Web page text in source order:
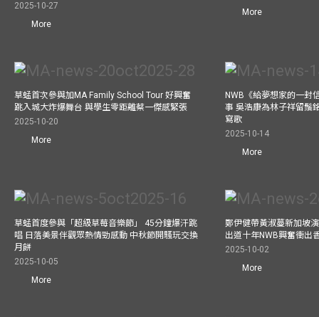
2025-10-27
More
More
草蜢首次參與加MA Family School Tour 好興奮
跳入城大炸爆舞台 與學生零距離蔡一傑感緊張
2025-10-20
More
NWB《給夢想家的一封
事 吳浩康為林子祥留鬚
寫歌
2025-10-14
More
草蜢首度參與「超級草莓音樂節」 45分鐘爆汗跳
唱 日落美景伴觀眾熱情勁感動 中秋節開騷玩交換
月餅
2025-10-05
More
鄭伊健帶黃淑蔓新加坡
出道十年NWB興奮衝出
2025-10-02
More